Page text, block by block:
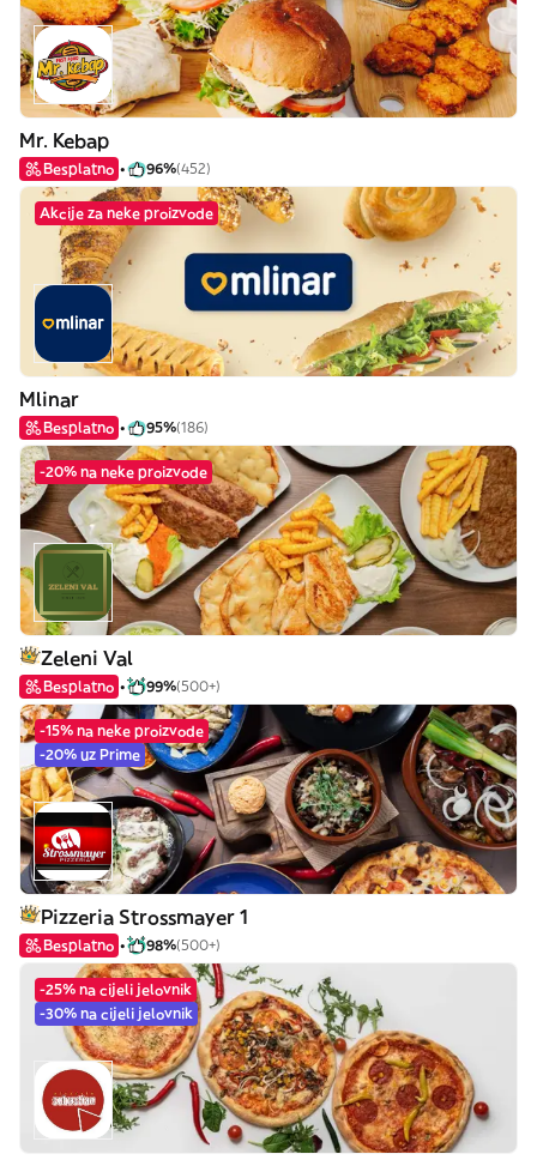
Mr. Kebap
Besplatno 96%(452)
Akcije za neke proizvode
Mlinar
Besplatno 95%(186)
-20% na neke proizvode
Zeleni Val
Besplatno 99%(500+)
-15% na neke proizvode
-20% uz Prime
Pizzeria Strossmayer 1
Besplatno 98%(500+)
-25% na cijeli jelovnik
-30% na cijeli jelovnik